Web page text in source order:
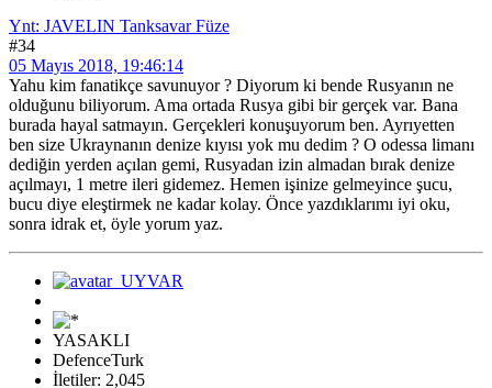
Ynt: JAVELIN Tanksavar Füze
#34
05 Mayıs 2018, 19:46:14
Yahu kim fanatikçe savunuyor ? Diyorum ki bende Rusyanın ne
olduğunu biliyorum. Ama ortada Rusya gibi bir gerçek var. Bana
burada hayal satmayın. Gerçekleri konuşuyorum ben. Ayrıyetten
ben size Ukraynanın denize kıyısı yok mu dedim ? O odessa limanı
dediğin yerden açılan gemi, Rusyadan izin almadan bırak denize
açılmayı, 1 metre ileri gidemez. Hemen işinize gelmeyince şucu,
bucu diye eleştirmek ne kadar kolay. Önce yazdıklarımı iyi oku,
sonra idrak et, öyle yorum yaz.
YASAKLI
DefenceTurk
İletiler: 2,045